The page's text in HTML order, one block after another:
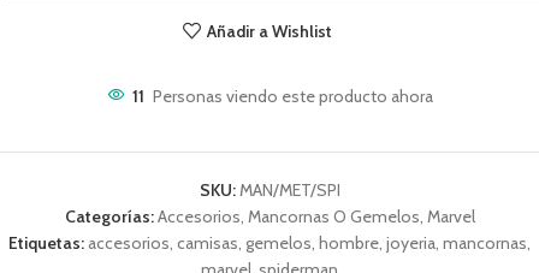
Añadir a Wishlist
11 Personas viendo este producto ahora
SKU:MAN/MET/SPI
Categorías:Accesorios, Mancornas O Gemelos, Marvel
Etiquetas: accesorios, camisas, gemelos, hombre, joyeria, mancornas,